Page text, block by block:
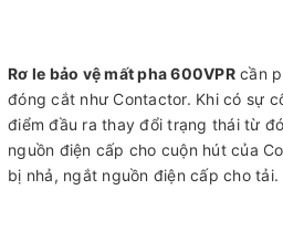
Rơ le bảo vệ mất pha 600VPRcần
đóng cắt như Contactor. Khi có sự
điểm đầu ra thay đổi trạng thái từ
nguồn điện cấp cho cuộn hút của
bị nhả, ngắt nguồn điện cấp cho tải.